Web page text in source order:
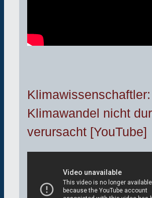
Klimawissenschaftler:
Klimawandel nicht
verursacht [YouTube]